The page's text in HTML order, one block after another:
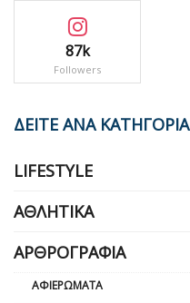
87k
Followers
ΔΕΙΤΕ ΑΝΑ ΚΑΤΗΓΟΡΙΑ
LIFESTYLE
ΑΘΛΗΤΙΚΆ
ΑΡΘΡΟΓΡΑΦΊΑ
ΑΦΙΕΡΏΜΑΤΑ